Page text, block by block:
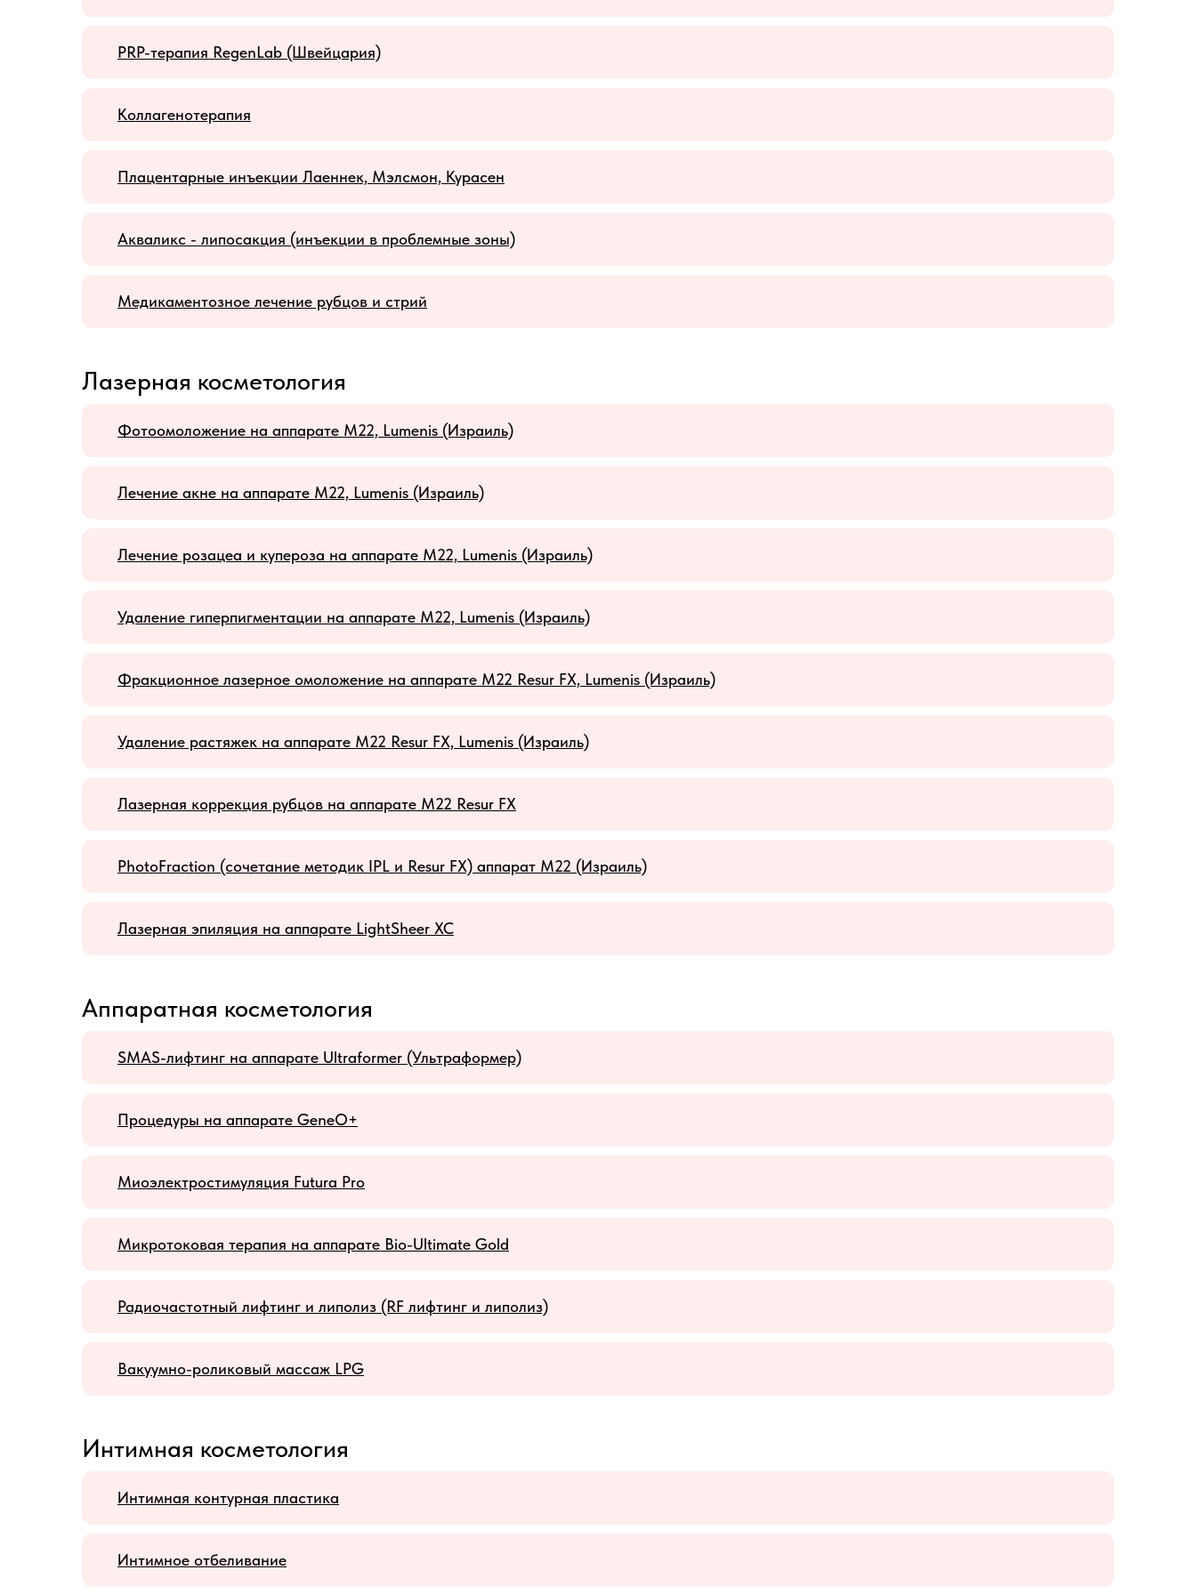
PRP-терапия RegenLab (Швейцария)
Коллагенотерапия
Плацентарные инъекции Лаеннек, Мэлсмон, Курасен
Акваликс - липосакция (инъекции в проблемные зоны)
Медикаментозное лечение рубцов и стрий
Лазерная косметология
Фотоомоложение на аппарате M22, Lumenis (Израиль)
Лечение акне на аппарате М22, Lumenis (Израиль)
Лечение розацеа и купероза на аппарате M22, Lumenis (Израиль)
Удаление гиперпигментации на аппарате M22, Lumenis (Израиль)
Фракционное лазерное омоложение на аппарате M22 Resur FX, Lumenis (Израиль)
Удаление растяжек на аппарате M22 Resur FX, Lumenis (Израиль)
Лазерная коррекция рубцов на аппарате M22 Resur FX
PhotoFraction (сочетание методик IPL и Resur FX) аппарат М22 (Израиль)
Лазерная эпиляция на аппарате LightSheer XC
Аппаратная косметология
SMAS-лифтинг на аппарате Ultraformer (Ультраформер)
Процедуры на аппарате GeneO+
Миоэлектростимуляция Futura Pro
Микротоковая терапия на аппарате Bio-Ultimate Gold
Радиочастотный лифтинг и липолиз (RF лифтинг и липолиз)
Вакуумно-роликовый массаж LPG
Интимная косметология
Интимная контурная пластика
Интимное отбеливание